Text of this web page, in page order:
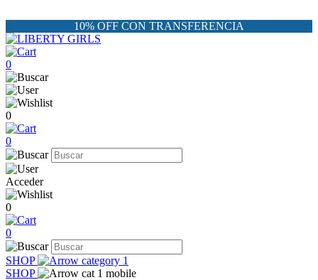
10% OFF CON TRANSFERENCIA
0
0
0
Acceder
0
0
SHOP
SHOP